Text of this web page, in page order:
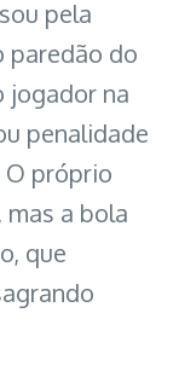
pela
paredão do
jogador na
penalidade
O próprio
mas a bola
que